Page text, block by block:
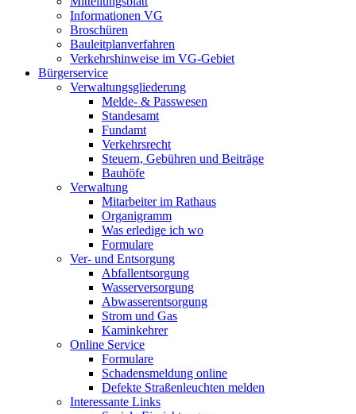
Informationen VG
Broschüren
Bauleitplanverfahren
Verkehrshinweise im VG-Gebiet
Bürgerservice
Verwaltungsgliederung
Melde- & Passwesen
Standesamt
Fundamt
Verkehrsrecht
Steuern, Gebühren und Beiträge
Bauhöfe
Verwaltung
Mitarbeiter im Rathaus
Organigramm
Was erledige ich wo
Formulare
Ver- und Entsorgung
Abfallentsorgung
Wasserversorgung
Abwasserentsorgung
Strom und Gas
Kaminkehrer
Online Service
Formulare
Schadensmeldung online
Defekte Straßenleuchten melden
Interessante Links